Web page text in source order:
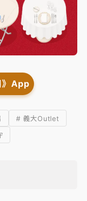
》App
# 義大Outlet